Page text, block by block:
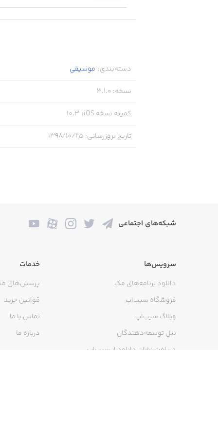
دسته‌بندی: موسیقی
نسخه:
3.1.0
کمینه نسخه iOS :
10.3
تاریخ بروزرسانی: ۱۳۹۸/۱۰/۲۵
شبکه‌های اجتماعی
سرویس‌ها
دانلود برنامه‌های مک
فروشگاه سیب‌اپ
وبلاگ سیب‌اپ
پنل توسعه‌دهندگان
دریافت نشان دانلود از سیب‌اپ
خدمات
پرسش‌های
قوانین خرید
تماس با ما
درباره ما